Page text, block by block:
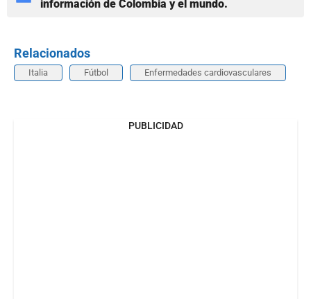
información de Colombia y el mundo.
Relacionados
Italia Fútbol Enfermedades cardiovasculares
PUBLICIDAD